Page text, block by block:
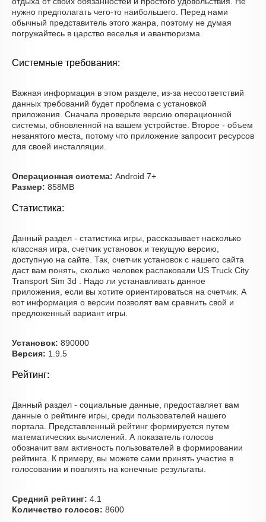
нужно предполагать чего-то наибольшего. Перед нами
обычный представитель этого жанра, поэтому не думая
погружайтесь в царство веселья и авантюризма.
Системные требования:
Важная информация в этом разделе, из-за несоответствий
данных требований будет проблема с установкой
приложения. Сначала проверьте версию операционной
системы, обновленной на вашем устройстве. Второе - объем
незанятого места, потому что приложение запросит ресурсов
для своей инсталляции.
Операционная система: Android 7+
Размер: 858MB
Статистика:
Данный раздел - статистика игры, рассказывает насколько
классная игра, счетчик установок и текущую версию,
доступную на сайте. Так, счетчик установок с нашего сайта
даст вам понять, сколько человек распаковали US Truck City
Transport Sim 3d . Надо ли устанавливать данное
приложения, если вы хотите ориентироваться на счетчик. А
вот информация о версии позволят вам сравнить свой и
предложенный вариант игры.
Установок: 890000
Версия: 1.9.5
Рейтинг:
Данный раздел - социальные данные, предоставляет вам
данные о рейтинге игры, среди пользователей нашего
портала. Представленный рейтинг формируется путем
математических вычислений. А показатель голосов
обозначит вам активность пользователей в формировании
рейтинга. К примеру, вы можете сами принять участие в
голосовании и повлиять на конечные результаты.
Средний рейтинг: 4.1
Количество голосов: 8600